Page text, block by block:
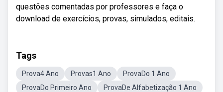
questões comentadas por professores e faça o
download de exercícios, provas, simulados, editais.
Tags
Prova4 Ano Provas1 Ano
ProvaDo 1 Ano
ProvaDo Primeiro Ano
ProvaDe Alfabetização 1 Ano